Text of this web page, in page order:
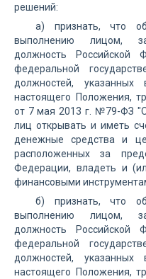
решений:
а) признать, что
выполнению лицом,
должность Российской
федеральной
должностей,
настоящего Положения,
от 7 мая 2013 г. №79-ФЗ
лиц открывать и иметь
денежные средства и
расположенных за
Федерации, владеть и
финансовыми
б) признать, что
выполнению лицом,
должность Российской
федеральной
должностей,
настоящего Положения,